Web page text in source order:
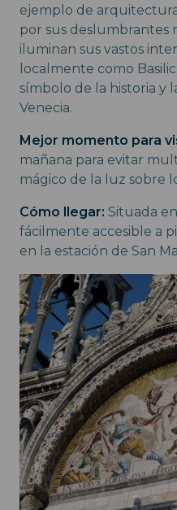
ejemplo de
por sus deslumbrantes
iluminan sus vastos
localmente como
símbolo de la historia y
Venecia.
Mejor momento para
mañana para evitar
mágico de la luz sobre
Cómo llegar: Situada
fácilmente accesible a
en la estación de San